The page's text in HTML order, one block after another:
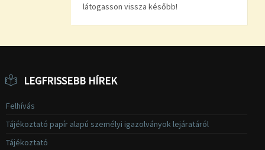
látogasson vissza később!
LEGFRISSEBB HÍREK
Felhívás
Tájékoztató papír alapú személyi igazolványok lejáratáról
Tájékoztató